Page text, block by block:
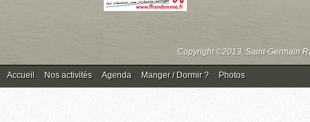
Copyright ©2013, Saint-Germain
Accueil Nos activités Agenda Manger / Dormir ? Photos